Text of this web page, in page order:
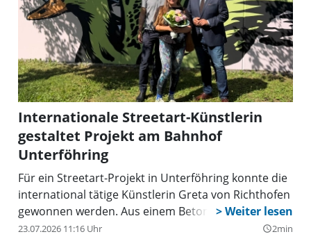
Internationale Streetart-Künstlerin
gestaltet Projekt am Bahnhof
Unterföhring
Für ein Streetart-Projekt in Unterföhring konnte die
international tätige Künstlerin Greta von Richthofen
gewonnen werden. Aus einem Betonquader
gestaltete sie eine bunte Vogelinsel.
23.07.2026 11:16 Uhr query_builder2min